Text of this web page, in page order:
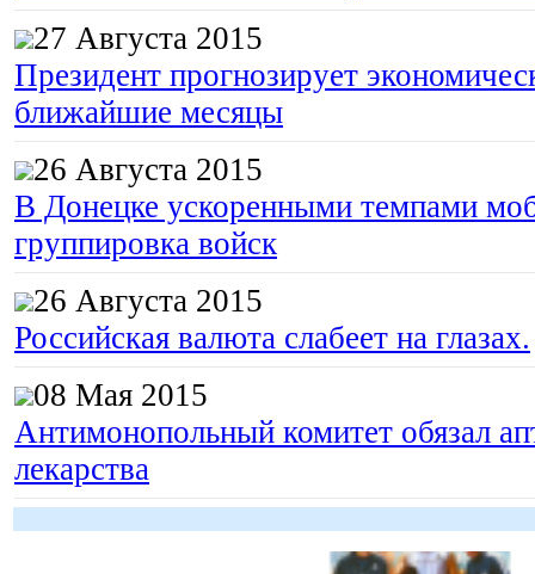
27 Августа 2015
Президент прогнозирует
ближайшие месяцы
26 Августа 2015
В Донецке ускоренными темпами
группировка войск
26 Августа 2015
Российская валюта слабеет на глазах.
08 Мая 2015
Антимонопольный комитет обязал
лекарства